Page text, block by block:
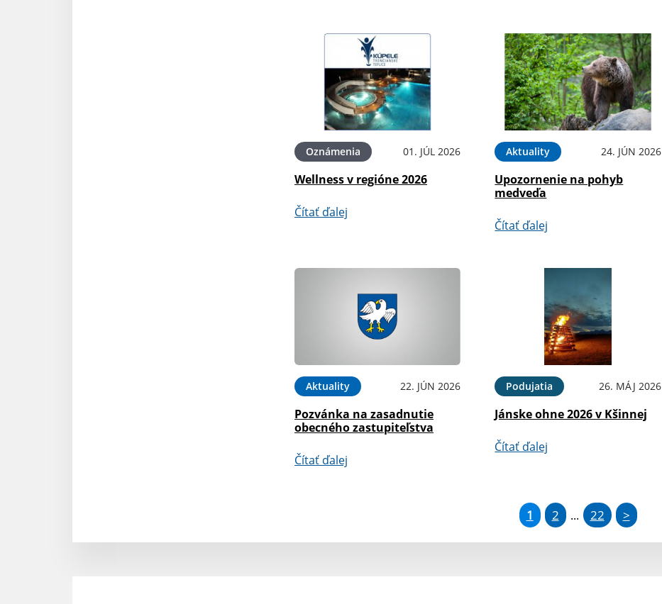
Oznámenia 01. JÚL 2026
Wellness v regióne 2026
Čítať ďalej
Aktuality 24. JÚN 2026
Upozornenie na pohyb
medveďa
Čítať ďalej
Aktuality 22. JÚN 2026
Pozvánka na zasadnutie
obecného zastupiteľstva
Čítať ďalej
Podujatia 26. MÁJ 2026
Jánske ohne 2026 v Kšinnej
Čítať ďalej
1 2 ... 22 >